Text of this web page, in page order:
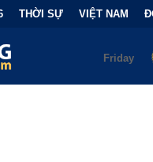
THỜI SỰ VIỆT NAM